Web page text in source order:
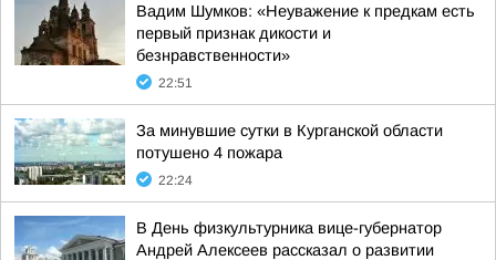
Вадим Шумков: «Неуважение к предкам есть
первый признак дикости и
безнравственности»
22:51
За минувшие сутки в Курганской области
потушено 4 пожара
22:24
В День физкультурника вице-губернатор
Андрей Алексеев рассказал о развитии